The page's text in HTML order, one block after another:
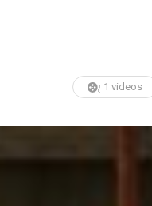
1 videos